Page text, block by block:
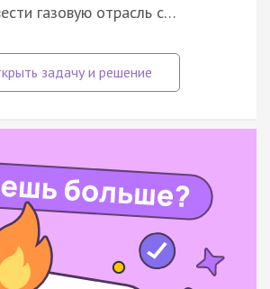
газовую отрасль с…